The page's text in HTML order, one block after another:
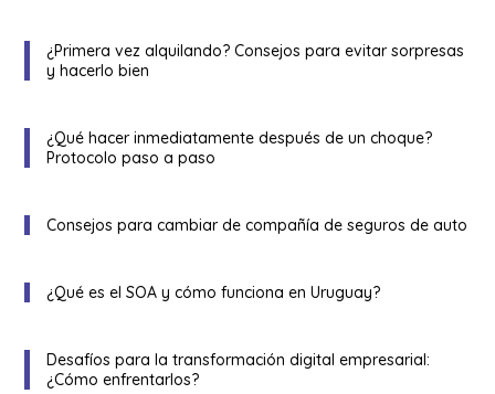
¿Primera vez alquilando? Consejos para evitar sorpresas
y hacerlo bien
¿Qué hacer inmediatamente después de un choque?
Protocolo paso a paso
Consejos para cambiar de compañía de seguros de auto
¿Qué es el SOA y cómo funciona en Uruguay?
Desafíos para la transformación digital empresarial:
¿Cómo enfrentarlos?